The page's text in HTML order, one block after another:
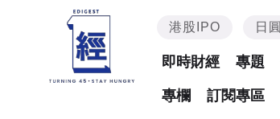
港股IPO 日圓
即時財經 專題
專欄 訂閱專區